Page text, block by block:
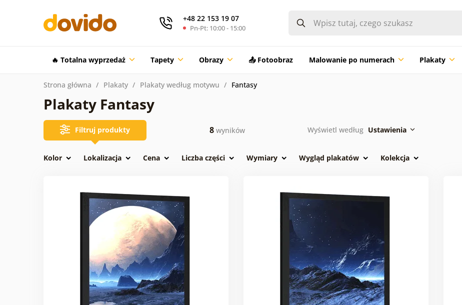
+48 22 153 19 07
Pn-Pt: 10:00 - 15:00
🔥 Totalna wyprzedaż Tapety Obrazy 📤 Fotoobraz Malowanie po numerach Plakaty
Strona główna Plakaty Plakaty według motywu Fantasy
Plakaty Fantasy
Filtruj produkty 8wyników Wyświetl według Ustawienia
Kolor Lokalizacja Cena Liczba części Wymiary Wygląd plakatów Kolekcja